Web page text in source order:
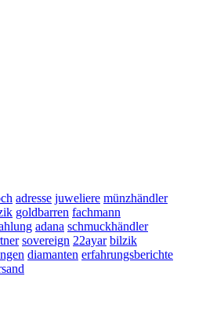
adresse juweliere münzhändler
goldbarren fachmann
adana schmuckhändler
sovereign 22ayar bilzik
diamanten erfahrungsberichte